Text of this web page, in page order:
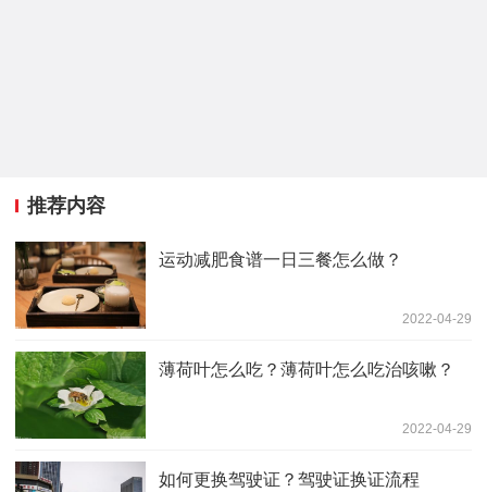
推荐内容
运动减肥食谱一日三餐怎么做？
2022-04-29
薄荷叶怎么吃？薄荷叶怎么吃治咳嗽？
2022-04-29
如何更换驾驶证？驾驶证换证流程